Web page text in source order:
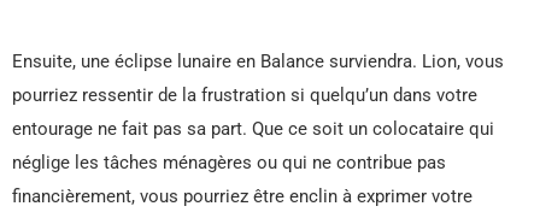
Ensuite, une éclipse lunaire en Balance surviendra. Lion, vous
pourriez ressentir de la frustration si quelqu’un dans votre
entourage ne fait pas sa part. Que ce soit un colocataire qui
néglige les tâches ménagères ou qui ne contribue pas
financièrement, vous pourriez être enclin à exprimer votre